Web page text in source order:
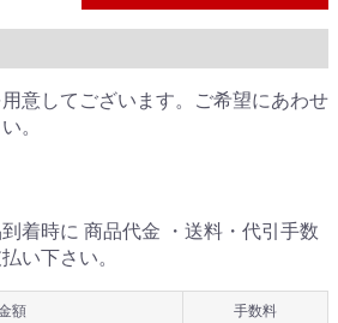
意してございます。ご希望にあわせ
。
着時に 商品代金 ・送料・代引手数
い下さい。
額 手数料